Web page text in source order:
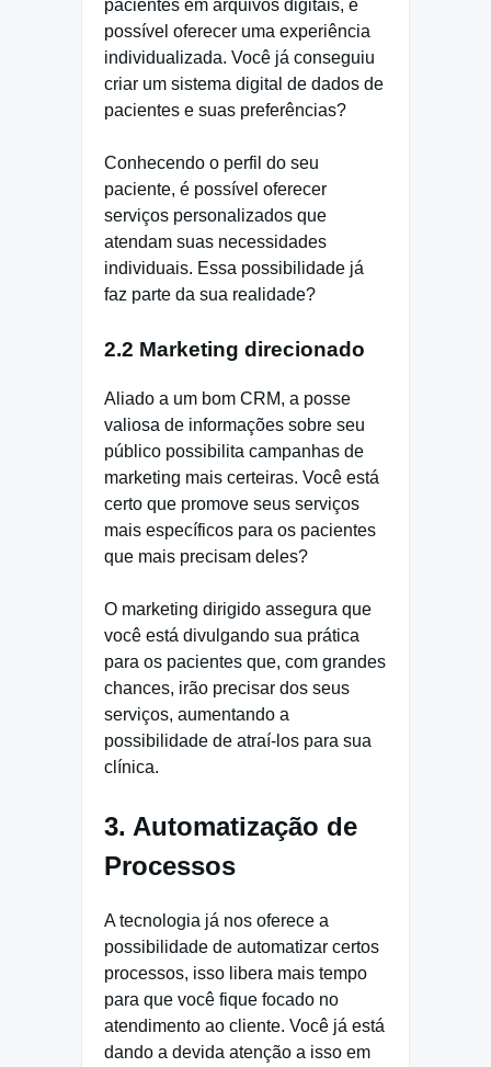
pacientes em arquivos digitais, é
possível oferecer uma experiência
individualizada. Você já conseguiu
criar um sistema digital de dados de
pacientes e suas preferências?
Conhecendo o perfil do seu
paciente, é possível oferecer
serviços personalizados que
atendam suas necessidades
individuais. Essa possibilidade já
faz parte da sua realidade?
2.2 Marketing direcionado
Aliado a um bom CRM, a posse
valiosa de informações sobre seu
público possibilita campanhas de
marketing mais certeiras. Você está
certo que promove seus serviços
mais específicos para os pacientes
que mais precisam deles?
O marketing dirigido assegura que
você está divulgando sua prática
para os pacientes que, com grandes
chances, irão precisar dos seus
serviços, aumentando a
possibilidade de atraí-los para sua
clínica.
3. Automatização de
Processos
A tecnologia já nos oferece a
possibilidade de automatizar certos
processos, isso libera mais tempo
para que você fique focado no
atendimento ao cliente. Você já está
dando a devida atenção a isso em